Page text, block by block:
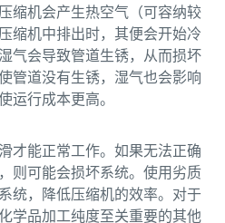
缩机会产生热空气（可容纳较
缩机中排出时，其便会开始冷
气会导致管道生锈，从而损坏
管道没有生锈，湿气也会影响
运行成本更高。
才能正常工作。如果无法正确
则可能会损坏系统。使用劣质
统，降低压缩机的效率。对于
学品加工纯度至关重要的其他